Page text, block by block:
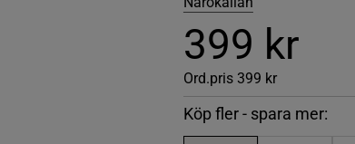
399 kr
Ord.pris 399 kr
Köp fler - spara mer: